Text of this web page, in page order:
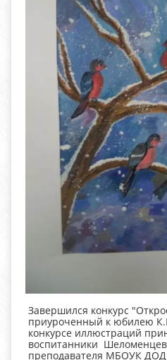
Завершился конкурс
приуроченный к юбилею
конкурсе иллюстраций
воспитанники
преподавателя МБОУК